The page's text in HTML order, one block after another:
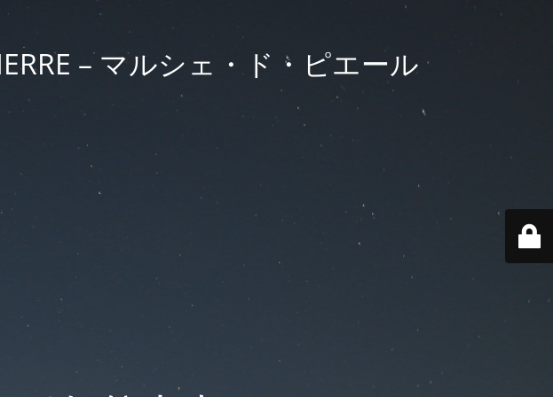
– マルシェ・ド・ピエール